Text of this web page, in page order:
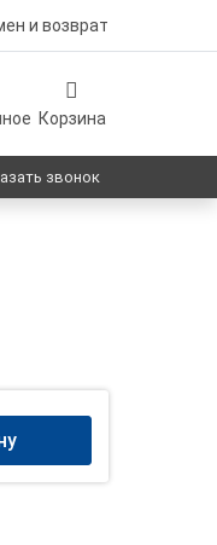
и возврат
Корзина
звонок